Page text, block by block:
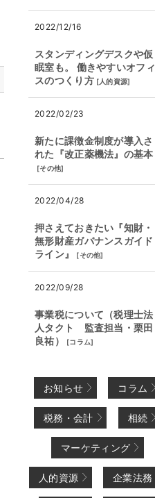
2022/12/16
スタンディングデスクや仮
眠室も。 働きやすいオフィ
スのつくり方 [人的資源]
2022/02/23
新たに課徴金制度が導入さ
れた『改正薬機法』の基本
[その他]
2022/04/28
押さえておきたい『知財・
無形財産ガバナンスガイド
ライン』
[その他]
2022/09/28
事業税について（税理士法
人タクト 監査担当・栗田
良祐）
[コラム]
お知らせ コラム
税務・会計 相続
マーケティング
人的資源 企業法務